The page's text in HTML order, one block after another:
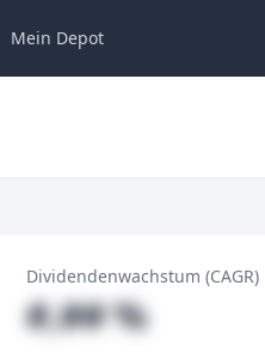
Mein Depot
Dividendenwachstum (CAGR)
#,## %